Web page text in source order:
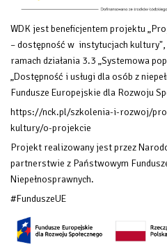
WDK jest beneficjentem projektu
– dostępność w instytucjach
ramach działania 3.3 „Systemowa
„Dostępność i usługi dla osób z
Fundusze Europejskie dla Rozwoju
https://nck.pl/szkolenia-i-rozwoj/
kultury/o-projekcie
Projekt realizowany jest przez
partnerstwie z Państwowym
Niepełnosprawnych.
#FunduszeUE